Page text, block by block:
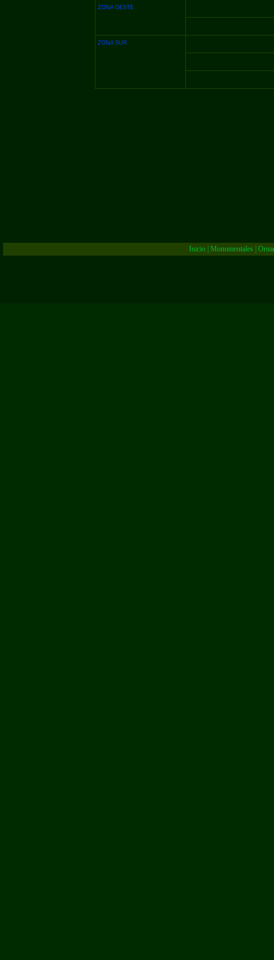
ZONA OESTE
ZONA SUR
Inicio |Monumentales |